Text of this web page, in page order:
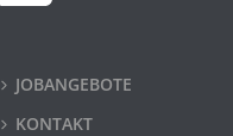
JOBANGEBOTE
KONTAKT